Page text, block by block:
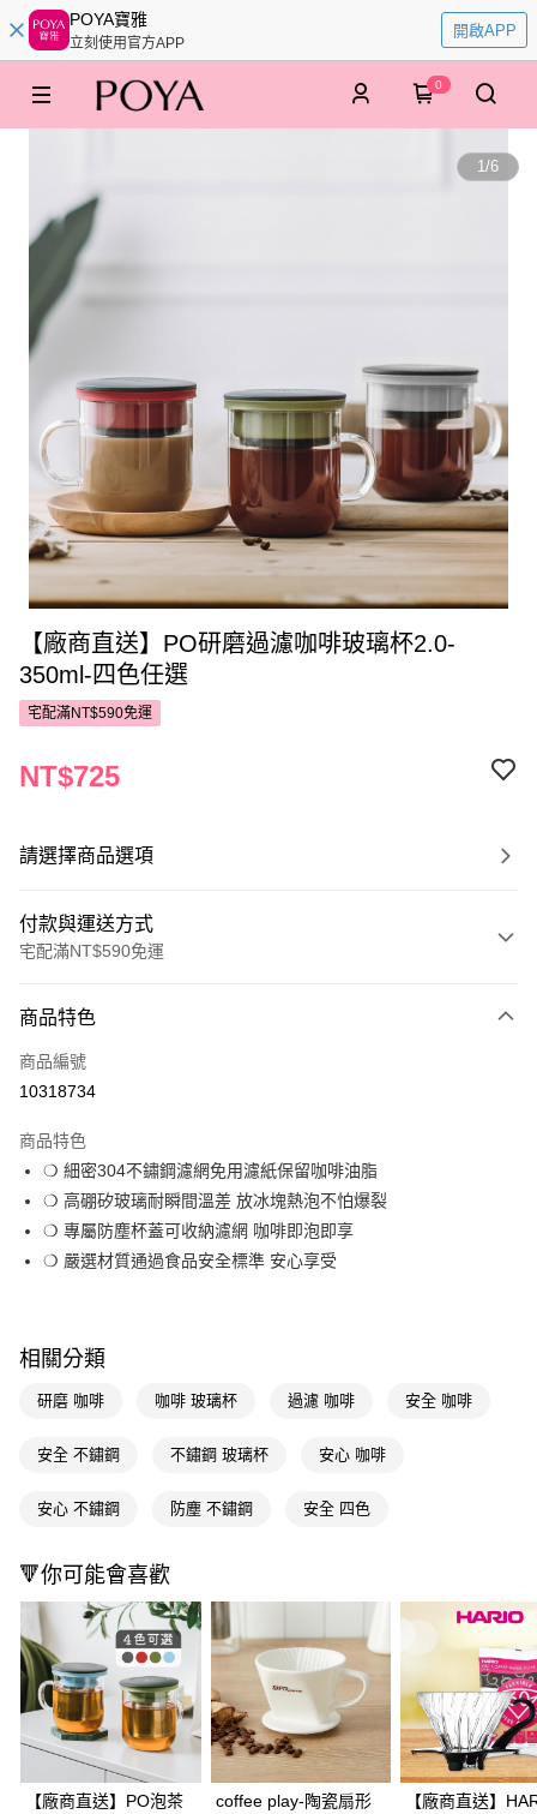
POYA寶雅
立刻使用官方APP
開啟APP
0
1/6
【廠商直送】PO研磨過濾咖啡玻璃杯2.0-
350ml-四色任選
宅配滿NT$590免運
NT$725
請選擇商品選項
付款與運送方式
宅配滿NT$590免運
POYA支付
信用卡一次付款
Apple Pay
街口支付
悠遊付
相關說明
【關於「AFTEE先享後付」】
１．簡單：不需註冊會員、不需綁卡、不需儲值。
３．安心：先確認商品／服務後，再付款。
１．於結帳方式選擇「AFTEE先享後付」後，將跳轉至「AFTEE先享後付」
２．訂單成立數日內，您將收到繳費通知簡訊。
３．收到繳費通知簡訊後14天內，點擊此簡訊中的連結，可透過四大超商／
ATM／網路銀行／等多元方式進行付款，方視為交易完成。
※ 請注意：結帳手續完成當下不需立刻繳費，但若您需要取消訂單，請聯絡
購買商品的店家。未經商家同意取消之訂單仍視為有效，需透過AFTEE先享
後付繳納相關費用。
※ 交易是否成功請以「AFTEE先享後付 」之結帳頁面顯示為準，若有關於
是否繳費成功／繳費後需取消欲退款等相關疑問，請聯繫「AFTEE先享後付
客戶支援中心」https://netprotections.freshdesk.com/support/home
每筆NT$100，滿NT$590(含以上)免運費
每筆NT$300
商品特色
商品編號
10318734
商品特色
❍ 細密304不鏽鋼濾網免用濾紙保留咖啡油脂
❍ 高硼矽玻璃耐瞬間溫差 放冰塊熱泡不怕爆裂
❍ 專屬防塵杯蓋可收納濾網 咖啡即泡即享
❍ 嚴選材質通過食品安全標準 安心享受
相關分類
研磨 咖啡 咖啡 玻璃杯 過濾 咖啡 安全 咖啡
安全 不鏽鋼 不鏽鋼 玻璃杯 安心 咖啡
安心 不鏽鋼 防塵 不鏽鋼 安全 四色
🔻你可能會喜歡
【廠商直送】PO泡茶
coffee play-陶瓷扇形
【廠商直送】